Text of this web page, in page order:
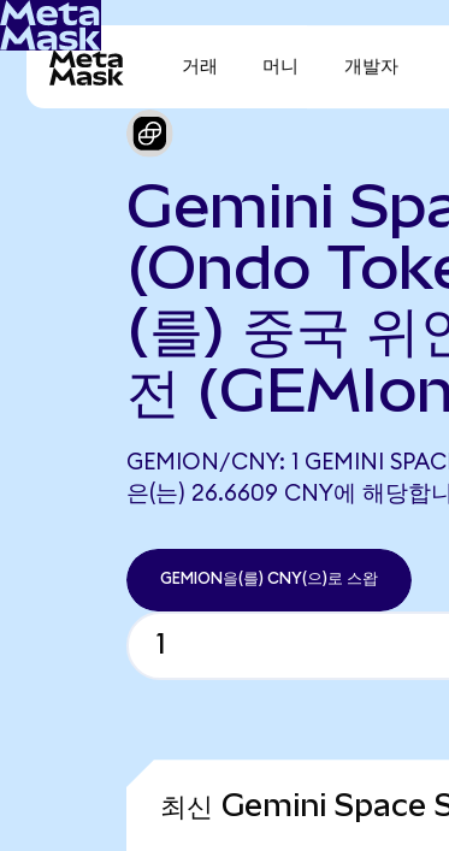
거래 머니 개발자
Gemini
(Ondo
(를) 중국 위
전
GEMION/CNY: 1 GEMINI
은(는) 26.6609 CNY에 해당합
GEMION을(를) CNY(으)로 스왑
최신 Gemini Space